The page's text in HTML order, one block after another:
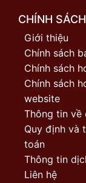
CHÍNH
Giới thiệu
Chính sách
Chính sách
Chính sách
website
Thông tin về
Quy định và
toán
Thông tin
Liên hệ